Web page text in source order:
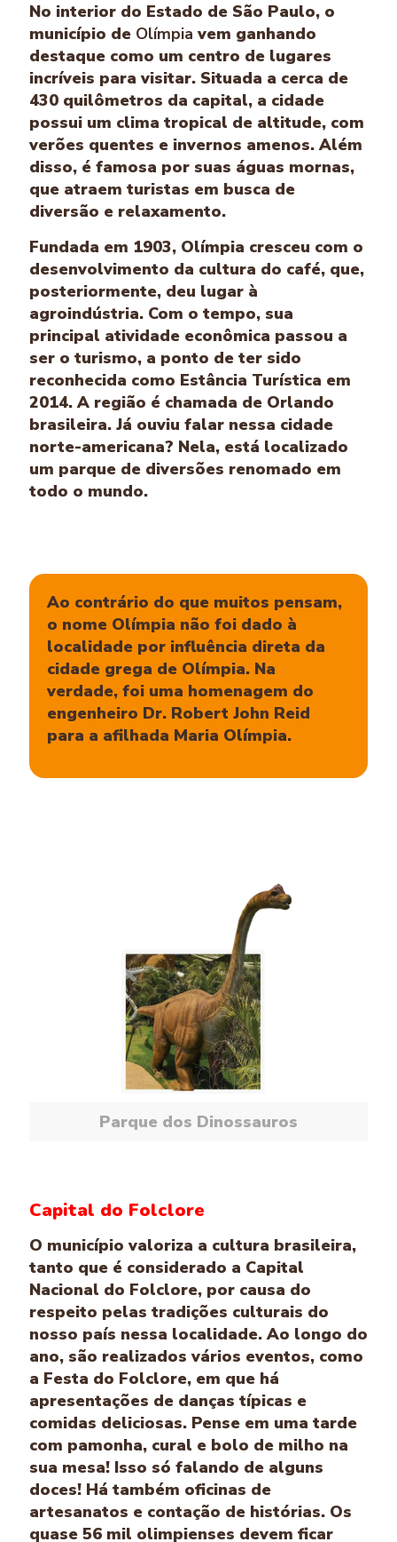
No interior do Estado de São Paulo, o
município de Olímpia vem ganhando
destaque como um centro de lugares
incríveis para visitar. Situada a cerca de
430 quilômetros da capital, a cidade
possui um clima tropical de altitude, com
verões quentes e invernos amenos. Além
disso, é famosa por suas águas mornas,
que atraem turistas em busca de
diversão e relaxamento.
Fundada em 1903, Olímpia cresceu com o
desenvolvimento da cultura do café, que,
posteriormente, deu lugar à
agroindústria. Com o tempo, sua
principal atividade econômica passou a
ser o turismo, a ponto de ter sido
reconhecida como Estância Turística em
2014. A região é chamada de Orlando
brasileira. Já ouviu falar nessa cidade
norte-americana? Nela, está localizado
um parque de diversões renomado em
todo o mundo.
Ao contrário do que muitos pensam,
o nome Olímpia não foi dado à
localidade por influência direta da
cidade grega de Olímpia. Na
verdade, foi uma homenagem do
engenheiro Dr. Robert John Reid
para a afilhada Maria Olímpia.
Parque dos Dinossauros
Capital do Folclore
O município valoriza a cultura brasileira,
tanto que é considerado a Capital
Nacional do Folclore, por causa do
respeito pelas tradições culturais do
nosso país nessa localidade. Ao longo do
ano, são realizados vários eventos, como
a Festa do Folclore, em que há
apresentações de danças típicas e
comidas deliciosas. Pense em uma tarde
com pamonha, cural e bolo de milho na
sua mesa! Isso só falando de alguns
doces! Há também oficinas de
artesanatos e contação de histórias. Os
quase 56 mil olimpienses devem ficar